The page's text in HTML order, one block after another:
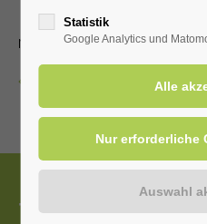
mit dem LTV aktiv Bad
Tourist-Information
Statistik
Google Analytics und